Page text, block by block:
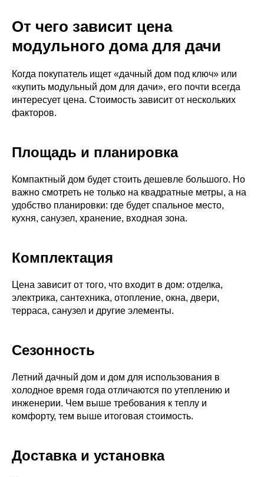
От чего зависит цена
модульного дома для дачи
Когда покупатель ищет «дачный дом под ключ» или
«купить модульный дом для дачи», его почти всегда
интересует цена. Стоимость зависит от нескольких
факторов.
Площадь и планировка
Компактный дом будет стоить дешевле большого. Но
важно смотреть не только на квадратные метры, а на
удобство планировки: где будет спальное место,
кухня, санузел, хранение, входная зона.
Комплектация
Цена зависит от того, что входит в дом: отделка,
электрика, сантехника, отопление, окна, двери,
терраса, санузел и другие элементы.
Сезонность
Летний дачный дом и дом для использования в
холодное время года отличаются по утеплению и
инженерии. Чем выше требования к теплу и
комфорту, тем выше итоговая стоимость.
Доставка и установка